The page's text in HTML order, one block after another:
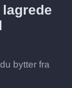
bytter fra